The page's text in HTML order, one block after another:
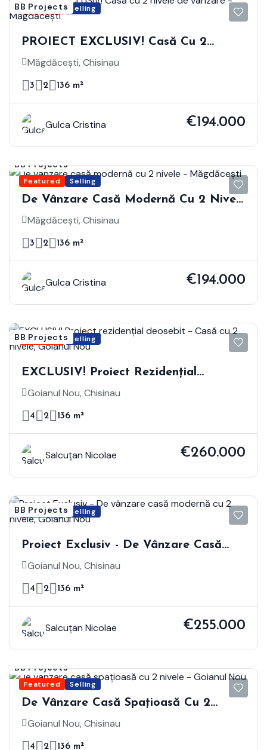
Featured Selling
BB Projects
PROIECT EXCLUSIV! Casă Cu 2
Nivele De Vânzare - Măgdăcești
Măgdăcești, Chisinau
3 2 136 m²
Gulca Cristina €194.000
Featured Selling
BB Projects
De Vânzare Casă Modernă Cu 2 Nivele
- Măgdăcești
Măgdăcești, Chisinau
3 2 136 m²
Gulca Cristina €194.000
Featured Selling
BB Projects
EXCLUSIV! Proiect Rezidențial
Deosebit - Casă Cu 2 Nivele, Goianul
Goianul Nou, Chisinau
4 2 136 m²
Salcuțan Nicolae €260.000
Featured Selling
BB Projects
Proiect Exclusiv - De Vânzare Casă
Modernă Cu 2 Nivele, Goianul Nou
Goianul Nou, Chisinau
4 2 136 m²
Salcuțan Nicolae €255.000
Featured Selling
BB Projects
De Vânzare Casă Spațioasă Cu 2
Nivele - Goianul Nou
Goianul Nou, Chisinau
4 2 136 m²